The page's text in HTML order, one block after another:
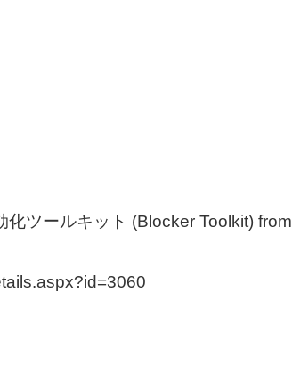
ツールキット (Blocker Toolkit) from